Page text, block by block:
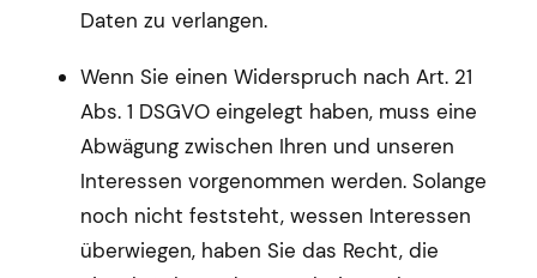
Daten zu verlangen.
Wenn Sie einen Widerspruch nach Art. 21
Abs. 1 DSGVO eingelegt haben, muss eine
Abwägung zwischen Ihren und unseren
Interessen vorgenommen werden. Solange
noch nicht feststeht, wessen Interessen
überwiegen, haben Sie das Recht, die